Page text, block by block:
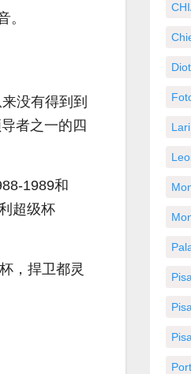
。
没有得到到
者之一的四
1989和
超级杯
，捍卫都灵
Lari
Pisa